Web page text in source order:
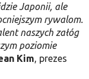
Japonii, ale
rywalom.
naszych załóg
poziomie
Kim, prezes